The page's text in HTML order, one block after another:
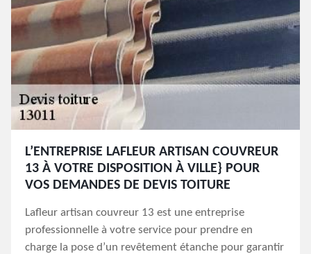
L’ENTREPRISE LAFLEUR ARTISAN COUVREUR
13 À VOTRE DISPOSITION À VILLE} POUR
VOS DEMANDES DE DEVIS TOITURE
Lafleur artisan couvreur 13 est une entreprise
professionnelle à votre service pour prendre en
charge la pose d’un revêtement étanche pour garantir